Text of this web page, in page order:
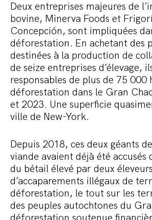
Deux entreprises majeures de
bovine, Minerva Foods et
Concepción, sont impliquées
déforestation. En achetant des
destinées à la production de
de seize entreprises d’élevage,
responsables de plus de 75 000
déforestation dans le Gran
et 2023. Une superficie
ville de New-York.
Depuis 2018, ces deux géants
viande avaient déjà été accusés
du bétail élevé par deux
d’accaparements illégaux de
déforestation, le tout sur les
des peuples autochtones du